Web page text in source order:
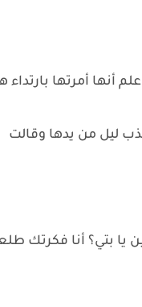
أنها أمرتها
ليل من يدها وقالت
يا بتي؟ أنا فكرتك